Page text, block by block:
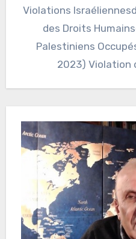
Violations
des Droits
Palestiniens
2023) Violation